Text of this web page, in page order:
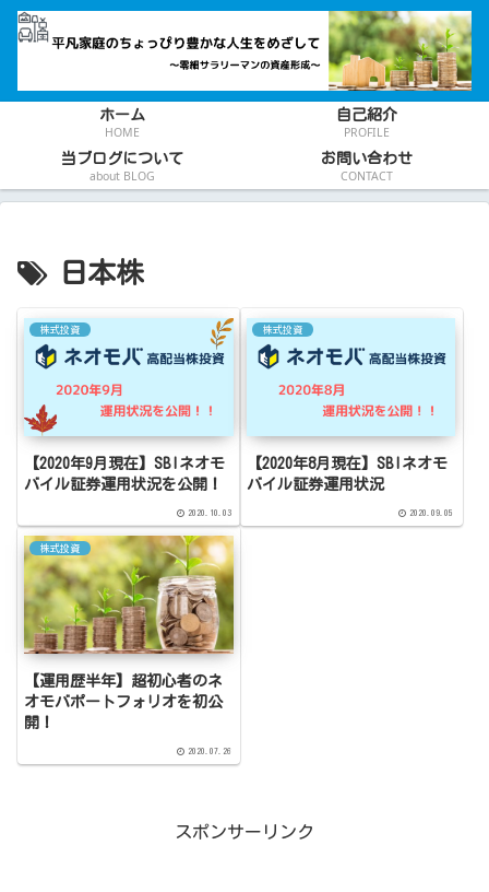
ホーム
HOME
自己紹介
PROFILE
当ブログについて
about BLOG
お問い合わせ
CONTACT
日本株
株式投資
【2020年9月現在】SBIネオモ
バイル証券運用状況を公開！
2020.10.03
株式投資
【2020年8月現在】SBIネオモ
バイル証券運用状況
2020.09.05
株式投資
【運用歴半年】超初心者のネ
オモバポートフォリオを初公
開！
2020.07.26
スポンサーリンク